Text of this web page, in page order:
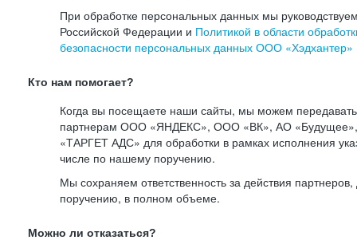
При обработке персональных данных мы
Российской Федерации и Политикой в области
безопасности персональных данных ООО «Хэдхантер»
Кто нам помогает?
Когда вы посещаете наши сайты, мы можем
партнерам ООО «ЯНДЕКС», ООО «ВК», АО
«ТАРГЕТ АДС» для обработки в рамках исполнения
числе по нашему поручению.
Мы сохраняем ответственность за действия
поручению, в полном объеме.
Можно ли отказаться?